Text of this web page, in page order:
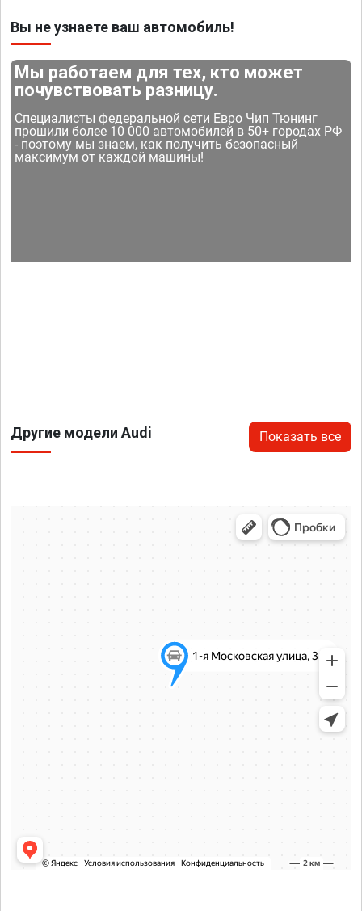
Вы не узнаете ваш автомобиль!
Мы работаем для тех, кто может
почувствовать разницу.
Специалисты федеральной сети Евро Чип Тюнинг
прошили более 10 000 автомобилей в 50+ городах РФ
- поэтому мы знаем, как получить безопасный
максимум от каждой машины!
Другие модели Audi Показать все